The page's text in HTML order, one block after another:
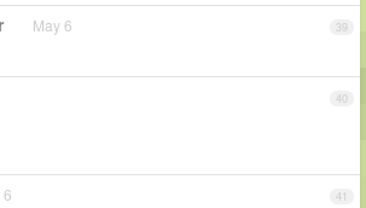
39
May 6
40
41
6